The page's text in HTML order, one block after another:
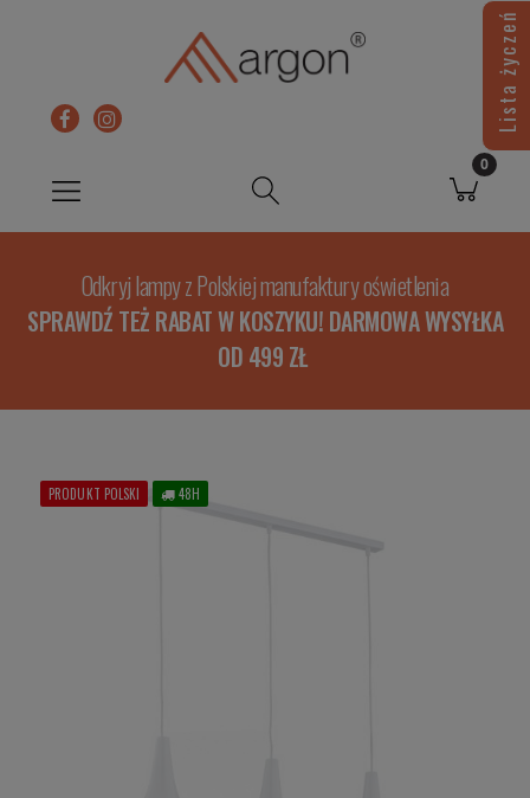
Odkryj lampy z Polskiej manufaktury oświetlenia
SPRAWDŹ TEŻ RABAT W KOSZYKU! DARMOWA WYSYŁKA
OD 499 ZŁ
PRODUKT POLSKI 48H
Lista życzeń